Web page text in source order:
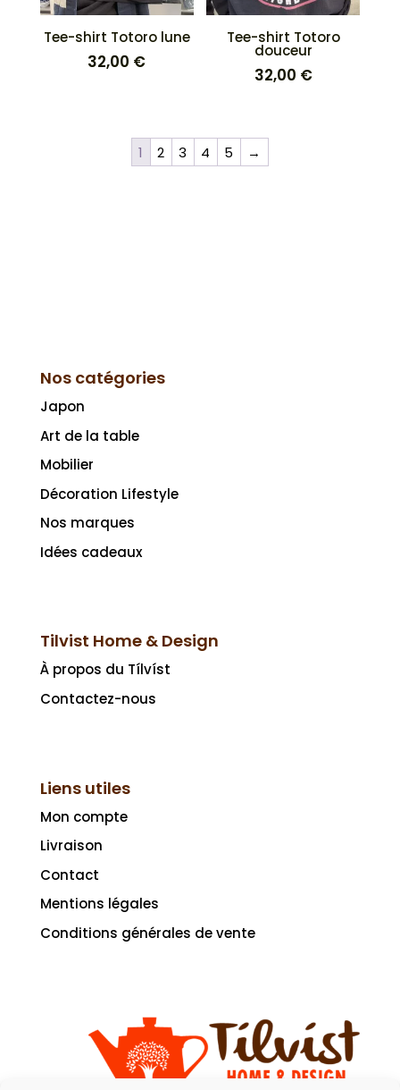
Tee-shirt Totoro lune
32,00 €
Tee-shirt Totoro
douceur
32,00 €
1 2 3 4 5 →
Nos catégories
Japon
Art de la table
Mobilier
Décoration Lifestyle
Nos marques
Idées cadeaux
Tilvist Home & Design
À propos du Tílvíst
Contactez-nous
Liens utiles
Mon compte
Livraison
Contact
Mentions légales
Conditions générales de vente